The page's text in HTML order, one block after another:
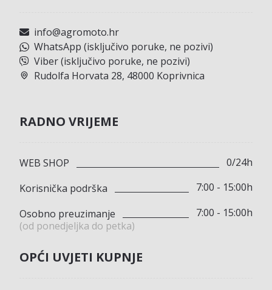
info@agromoto.hr
WhatsApp (isključivo poruke, ne pozivi)
Viber (isključivo poruke, ne pozivi)
Rudolfa Horvata 28, 48000 Koprivnica
RADNO VRIJEME
WEB SHOP
0/24h
Korisnička podrška
7:00 - 15:00h
Osobno preuzimanje
(od ponedjeljka do petka)
7:00 - 15:00h
OPĆI UVJETI KUPNJE